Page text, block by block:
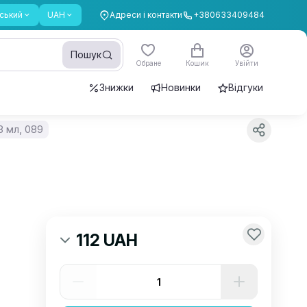
UAH Адреси і контакти +380633409484
Пошук
Обране Кошик Увійти
Знижки Новинки Відгуки
мл, 089
112 UAH